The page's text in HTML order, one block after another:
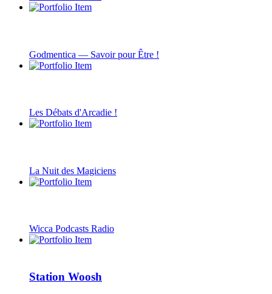
Godmentica — Savoir pour Être !
Les Débats d'Arcadie !
La Nuit des Magiciens
Wicca Podcasts Radio
Station Woosh